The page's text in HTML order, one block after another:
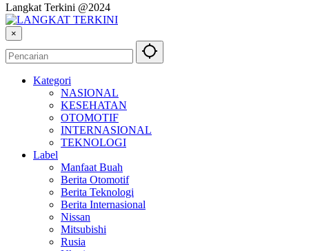
Langkat Terkini @2024
×
Kategori
NASIONAL
KESEHATAN
OTOMOTIF
INTERNASIONAL
TEKNOLOGI
Label
Manfaat Buah
Berita Otomotif
Berita Teknologi
Berita Internasional
Nissan
Mitsubishi
Rusia